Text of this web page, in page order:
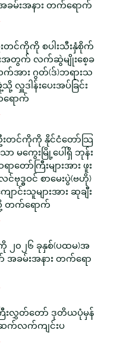
ခမ်းအနား တက်ရောက်
းတင်ကိုကို စပါးသီးနှံစိုက်
းအတွက် လက်ဆွဲမျိုးစေ့ခ
က်အား ဂွတ်(ဒ်)ဘရားသ
လှူဒါန်းပေးအပ်ခြင်း
ရောက်
ဦးတင်ကိုကို နိုင်ငံတော်သြ
ာ မကွေးမြို့ပေါ်ရှိ ဘုန်း
ာတော်ကြီးများအား ဖူး
ဗုဒ္ဓဝင် စာမေးပွဲ(ဗဟို)
ာင်းသူများအား ဆုချီး
သို့ တက်ရောက်
၂၀၂၆ ခုနှစ်(ပထမ)အ
အခမ်းအနား တက်ရော
းလွှတ်တော် ဒုတိယပုံမှန်
ဆက်လက်ကျင်းပ